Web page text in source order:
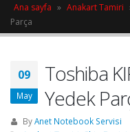
Ana sayfa » Anakart Tamiri
Parça
09
May
Toshiba
Yedek
ByAnet Notebook Servisi